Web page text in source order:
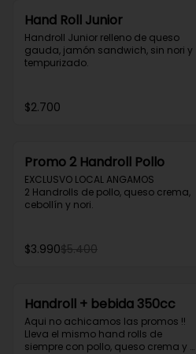
Hand Roll Junior
Handroll Junior relleno de queso
gauda, jamón sandwich, sin nori y
tempurizado.
$2.700
Promo 2 Handroll Pollo
EXCLUSVO LOCAL ANGAMOS
2 Handrolls de pollo, queso crema,
cebollín y nori.
$3.990$5.400
Handroll + bebida 350cc
Aqui no achicamos las promos !!
Lleva el mismo hand rolls de
siempre con pollo, queso crema y